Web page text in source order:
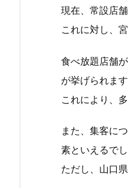
現在、常設店
これに対し、
食べ放題店舗
が挙げられます
これにより、
また、集客に
素といえるでし
ただし、山口